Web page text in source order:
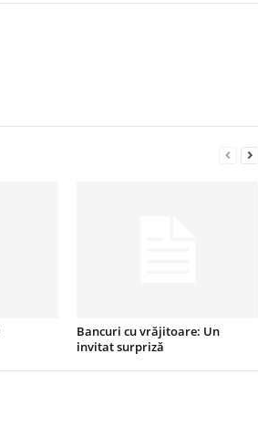
Bancuri cu vrăjitoare: Un
invitat surpriză